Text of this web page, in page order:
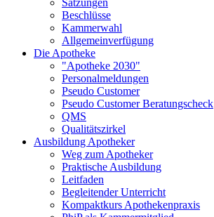
Satzungen
Beschlüsse
Kammerwahl
Allgemeinverfügung
Die Apotheke
"Apotheke 2030"
Personalmeldungen
Pseudo Customer
Pseudo Customer Beratungscheck
QMS
Qualitätszirkel
Ausbildung Apotheker
Weg zum Apotheker
Praktische Ausbildung
Leitfaden
Begleitender Unterricht
Kompaktkurs Apothekenpraxis